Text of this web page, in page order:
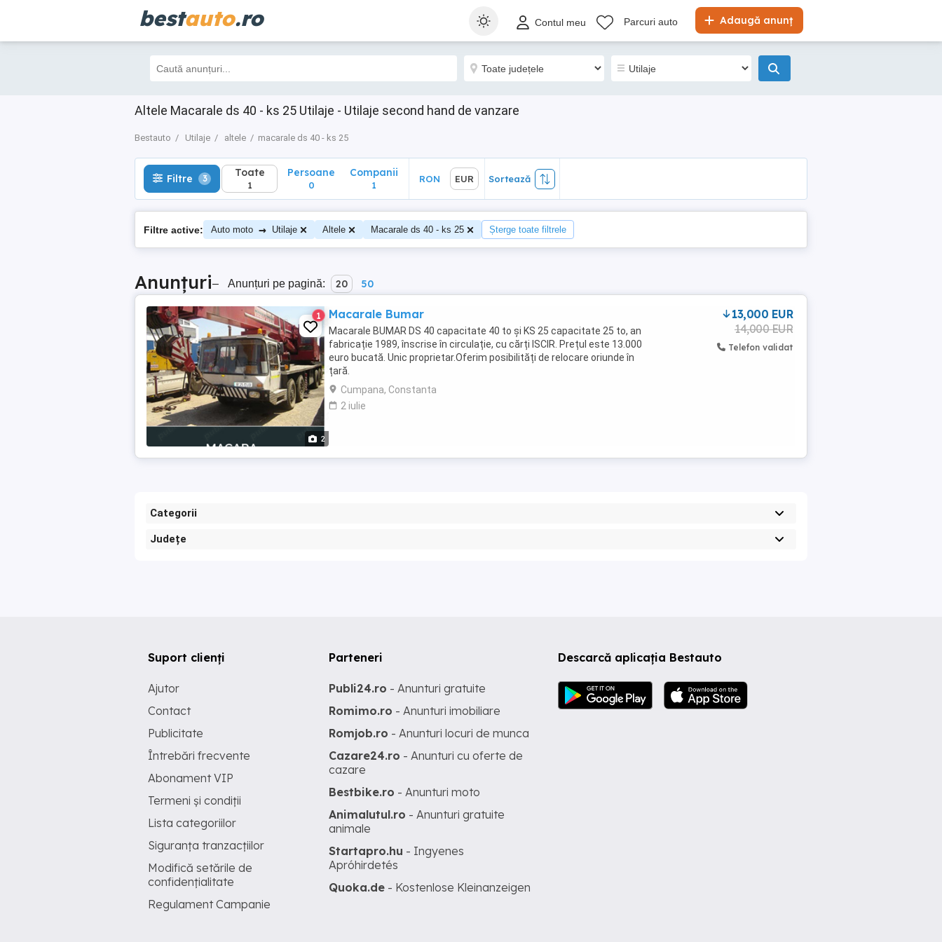
bestauto.ro Adaugă anunț
Contul meu Parcuri auto
Altele Macarale ds 40 - ks 25 Utilaje - Utilaje second hand de vanzare
Bestauto Utilaje altele macarale ds 40 - ks 25
Filtre 3 Toate
1
Sortează
Filtre 3 Toate
1
Persoane
0
Companii
1
RON EUR Sortează
Filtre active: Auto moto → Utilaje Altele Macarale ds 40 - ks 25 Șterge toate filtrele
Anunțuri– Anunțuri pe pagină: 20 50
2
1 Macarale Bumar
Macarale BUMAR DS 40 capacitate 40 to și KS 25 capacitate 25 to, an
fabricație 1989, înscrise în circulație, cu cărți ISCIR. Prețul este 13.000
euro bucată. Unic proprietar.Oferim posibilități de relocare oriunde în
țară.
Cumpana, Constanta
2 iulie
13,000 EUR
14,000 EUR
Telefon validat
Categorii
Județe
Descarcă aplicația Bestauto
Suport clienți
Ajutor
Contact
Publicitate
Întrebări frecvente
Abonament VIP
Termeni și condiții
Lista categoriilor
Siguranța tranzacțiilor
Modifică setările de
confidențialitate
Regulament Campanie
Parteneri
Publi24.ro - Anunturi gratuite
Romimo.ro - Anunturi imobiliare
Romjob.ro - Anunturi locuri de munca
Cazare24.ro - Anunturi cu oferte de
cazare
Bestbike.ro - Anunturi moto
Animalutul.ro - Anunturi gratuite
animale
Startapro.hu - Ingyenes
Apróhirdetés
Quoka.de - Kostenlose Kleinanzeigen